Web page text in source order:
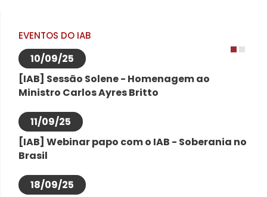
EVENTOS DO IAB
10/09/25
[IAB] Sessão Solene - Homenagem ao
Ministro Carlos Ayres Britto
11/09/25
[IAB] Webinar papo com o IAB - Soberania no
Brasil
18/09/25